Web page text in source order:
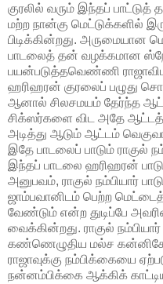
குரலில் வரும் இந்தப் பாட்டுத்
மற்ற நான்கு மெட்டுக்களில்
பிடிக்கின்றது. அருமையான
பாடலைத் தன் வழக்கமான
பயன்படுத்தவெண்ணி
ஹரிஹரன் குரலைப் பழுது
ஆனால் சிலசமயம் தேர்ந்த
சிக்ஸர்களை விட அதே
அடித்து ஆடும் ஆட்டம்
இதே பாடலைப் பாடும் ராகுல்
இந்தப் பாடலை ஹரிஹரன்
அனுபவம், ராகுல் நம்பியார்
ஜாம்பவானிடம் பெற்ற
வேண்டும் என்ற துடிப்பே
வைக்கின்றது. ராகுல்
கண்ணெழுதிய மல்ச
ராஜாவுக்கு நம்பிக்கையை
நன்னம்பிக்கை ஆக்கிக்